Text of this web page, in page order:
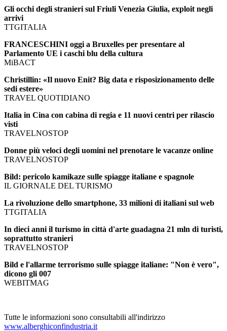
Gli occhi degli stranieri sul Friuli Venezia Giulia, exploit negli
arrivi
TTGITALIA
FRANCESCHINI oggi a Bruxelles per presentare al
Parlamento UE i caschi blu della cultura
MiBACT
Christillin: «Il nuovo Enit? Big data e risposizionamento delle
sedi estere»
TRAVEL QUOTIDIANO
Italia in Cina con cabina di regia e 11 nuovi centri per rilascio
visti
TRAVELNOSTOP
Donne più veloci degli uomini nel prenotare le vacanze online
TRAVELNOSTOP
Bild: pericolo kamikaze sulle spiagge italiane e spagnole
IL GIORNALE DEL TURISMO
La rivoluzione dello smartphone, 33 milioni di italiani sul web
TTGITALIA
In dieci anni il turismo in città d'arte guadagna 21 mln di turisti,
soprattutto stranieri
TRAVELNOSTOP
Bild e l'allarme terrorismo sulle spiagge italiane: "Non è vero",
dicono gli 007
WEBITMAG
Tutte le informazioni sono consultabili all'indirizzo
www.alberghiconfindustria.it